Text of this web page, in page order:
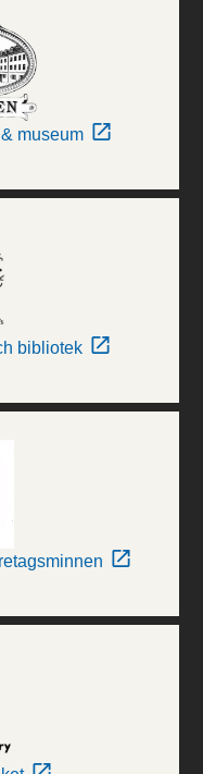
museum
bibliotek